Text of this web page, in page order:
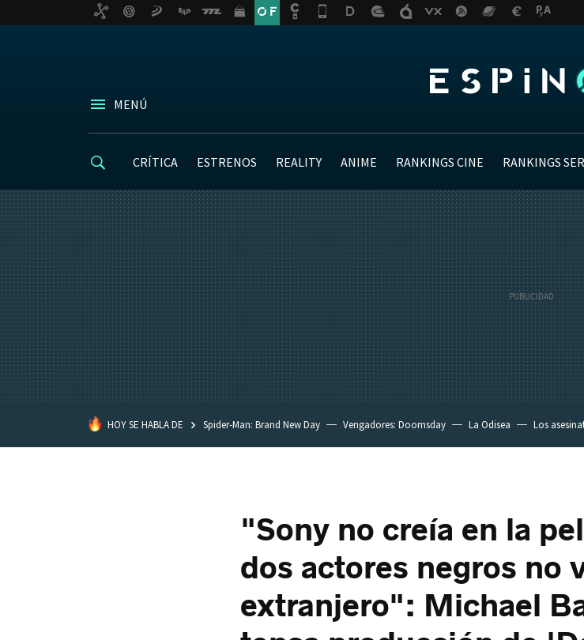
MENÚ
CRÍTICA ESTRENOS REALITY ANIME RANKINGS CINE RANKINGS
HOY SE HABLA DE Spider-Man: Brand New Day Vengadores: Doomsday La Odisea Los
"Sony no creía en la
dos actores negros no
extranjero": Michael